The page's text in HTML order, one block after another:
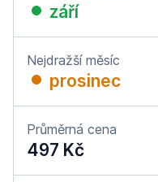
září
Nejdražší měsíc
prosinec
Průměrná cena
497 Kč